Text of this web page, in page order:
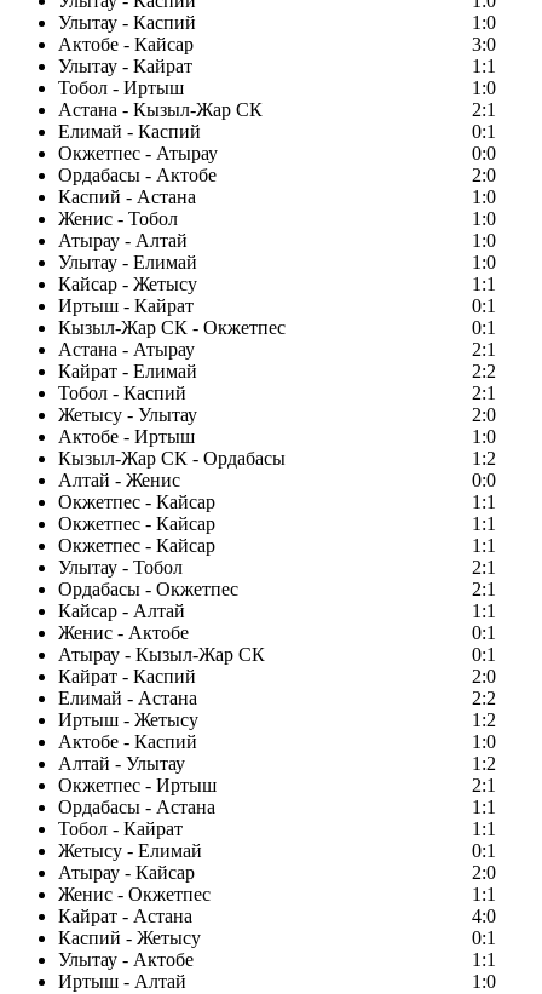
Улытау - Каспий
1:0
Актобе - Кайсар
3:0
Улытау - Кайрат
1:1
Тобол - Иртыш
1:0
Астана - Кызыл-Жар СК
2:1
Елимай - Каспий
0:1
Окжетпес - Атырау
0:0
Ордабасы - Актобе
2:0
Каспий - Астана
1:0
Женис - Тобол
1:0
Атырау - Алтай
1:0
Улытау - Елимай
1:0
Кайсар - Жетысу
1:1
Иртыш - Кайрат
0:1
Кызыл-Жар СК - Окжетпес
0:1
Астана - Атырау
2:1
Кайрат - Елимай
2:2
Тобол - Каспий
2:1
Жетысу - Улытау
2:0
Актобе - Иртыш
1:0
Кызыл-Жар СК - Ордабасы
1:2
Алтай - Женис
0:0
Окжетпес - Кайсар
1:1
Окжетпес - Кайсар
1:1
Окжетпес - Кайсар
1:1
Улытау - Тобол
2:1
Ордабасы - Окжетпес
2:1
Кайсар - Алтай
1:1
Женис - Актобе
0:1
Атырау - Кызыл-Жар СК
0:1
Кайрат - Каспий
2:0
Елимай - Астана
2:2
Иртыш - Жетысу
1:2
Актобе - Каспий
1:0
Алтай - Улытау
1:2
Окжетпес - Иртыш
2:1
Ордабасы - Астана
1:1
Тобол - Кайрат
1:1
Жетысу - Елимай
0:1
Атырау - Кайсар
2:0
Женис - Окжетпес
1:1
Кайрат - Астана
4:0
Каспий - Жетысу
0:1
Улытау - Актобе
1:1
Иртыш - Алтай
1:0